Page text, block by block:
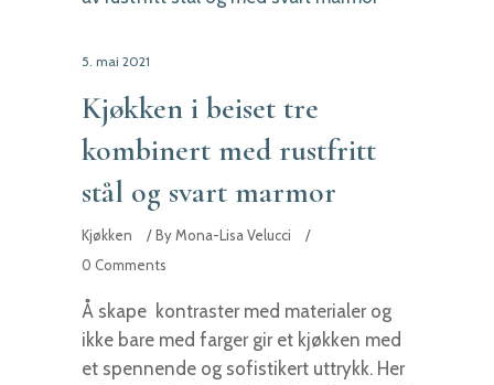
5. mai 2021
Kjøkken i beiset tre
kombinert med rustfritt
stål og svart marmor
Kjøkken ByMona-Lisa Velucci
0 Comments
Å skape kontraster med materialer og
ikke bare med farger gir et kjøkken med
et spennende og sofistikert uttrykk. Her